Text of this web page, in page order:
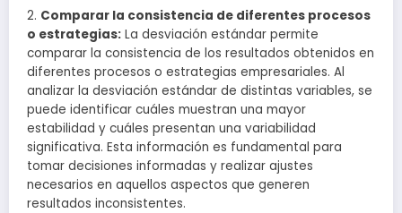
2. Comparar la consistencia de diferentes procesos
o estrategias: La desviación estándar permite
comparar la consistencia de los resultados obtenidos en
diferentes procesos o estrategias empresariales. Al
analizar la desviación estándar de distintas variables, se
puede identificar cuáles muestran una mayor
estabilidad y cuáles presentan una variabilidad
significativa. Esta información es fundamental para
tomar decisiones informadas y realizar ajustes
necesarios en aquellos aspectos que generen
resultados inconsistentes.